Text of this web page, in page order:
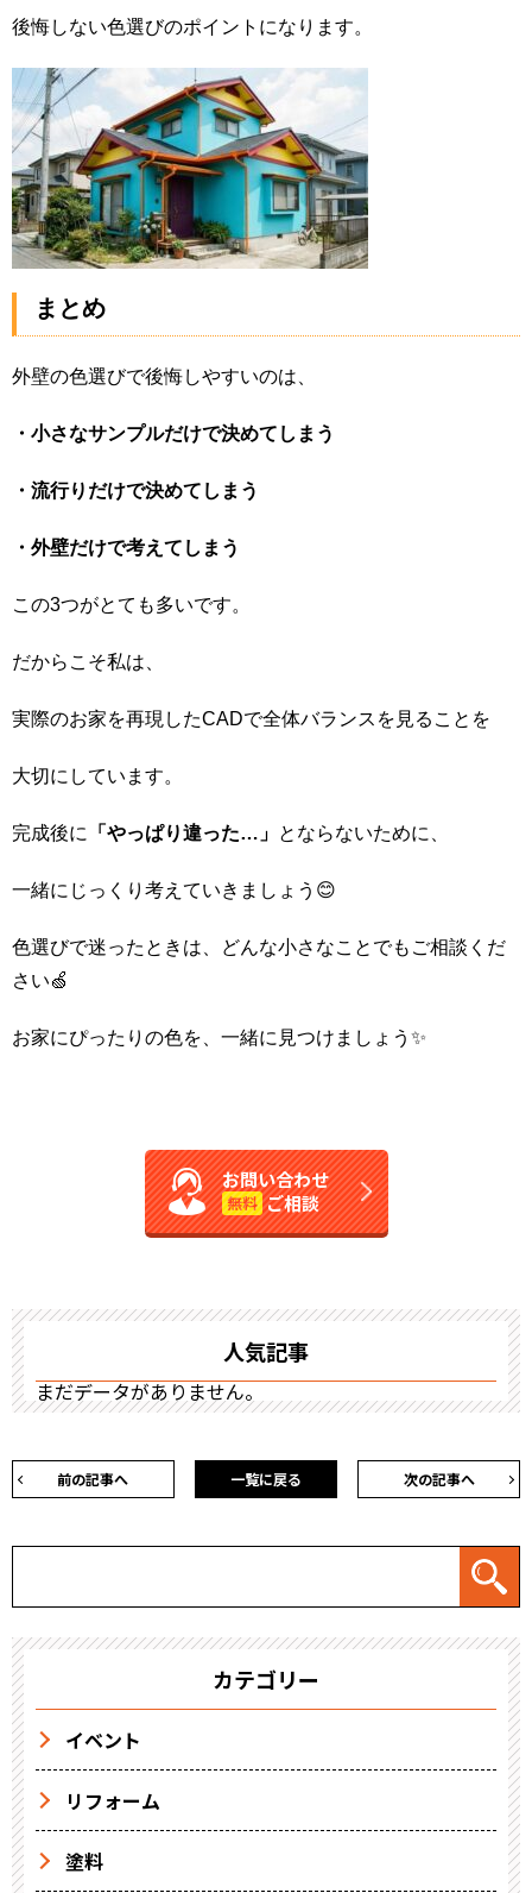
後悔しない色選びのポイントになります。
まとめ
外壁の色選びで後悔しやすいのは、
・小さなサンプルだけで決めてしまう
・流行りだけで決めてしまう
・外壁だけで考えてしまう
この3つがとても多いです。
だからこそ私は、
実際のお家を再現したCADで全体バランスを見ることを
大切にしています。
完成後に 「やっぱり違った…」 とならないために、
一緒にじっくり考えていきましょう😊
色選びで迷ったときは、どんな小さなことでもご相談くだ
さい🍏
お家にぴったりの色を、一緒に見つけましょう✨
お問い合わせ
無料 ご相談
人気記事
まだデータがありません。
前の記事へ 次の記事へ
一覧に戻る
カテゴリー
イベント
リフォーム
塗料